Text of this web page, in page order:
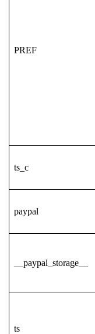
PREF
ts_c
paypal
__paypal_storage__
ts